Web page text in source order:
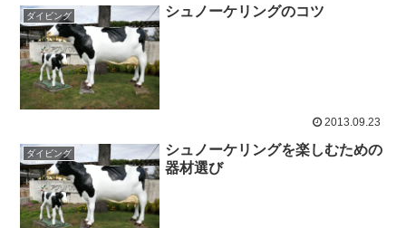
ダイビング シュノーケリングのコツ
2013.09.23
ダイビング
シュノーケリングを楽しむための
器材選び